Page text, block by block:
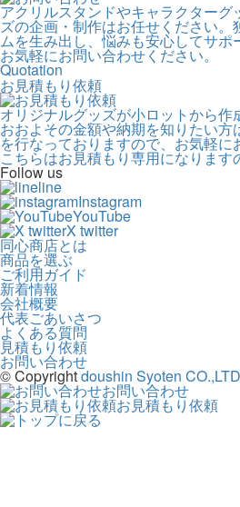
アクリルスタンドやキャラクターグ
ズの企画・制作はお任せください
ムを生み出し、悩みも安心してサポ
お気軽にお問い合わせください。
Quotation
お見積もり依頼
オリジナルグッズが小ロットから作
おおよその金額や納期を知りたい
を行なっておりますので、お気軽に
こちらはお見積もり専用になります
Follow us
line
Instagram
YouTube
X twitter
同心商店とは
商品を選ぶ
ご利用ガイド
新着情報
会社概要
代表ごあいさつ
よくある質問
見積もり依頼
お問い合わせ
© Copyrightdoushin Syoten
お問い合わせ
お見積もり依頼